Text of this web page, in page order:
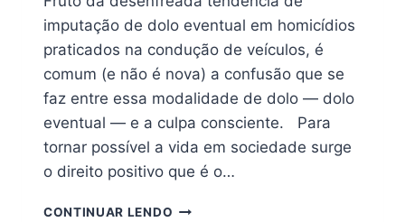
imputação de dolo eventual em homicídios
praticados na condução de veículos, é
comum (e não é nova) a confusão que se
faz entre essa modalidade de dolo — dolo
eventual — e a culpa consciente. Para
tornar possível a vida em sociedade surge
o direito positivo que é o…
CONTINUAR LENDO DOLO